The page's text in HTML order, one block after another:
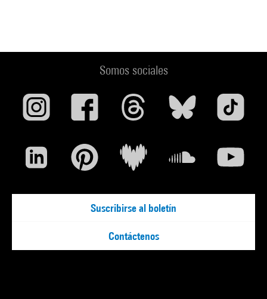
Somos sociales
Suscribirse al boletín
Contáctenos